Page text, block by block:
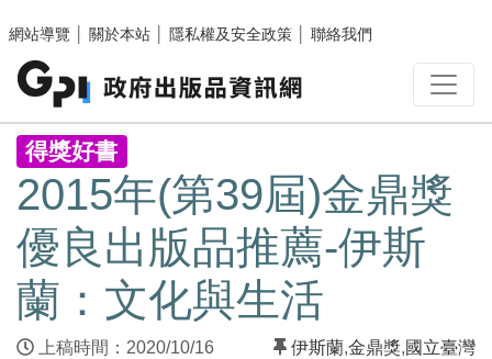
網站導覽
關於本站 隱私權及安全政策 聯絡我們
:::
得獎好書
2015年(第39屆)金鼎獎
優良出版品推薦-伊斯
蘭：文化與生活
上稿時間：2020/10/16 伊斯蘭,金鼎獎,國立臺灣